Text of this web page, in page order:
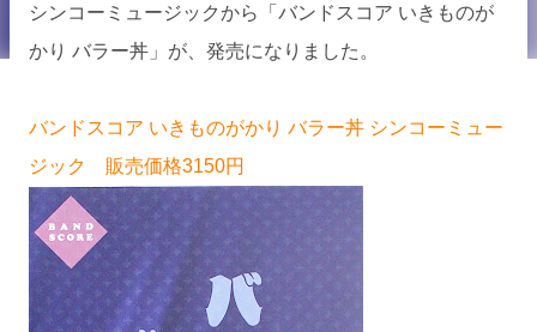
シンコーミュージックから「バンドスコア いきものが
かり バラー丼」が、発売になりました。
バンドスコア いきものがかり バラー丼 シンコーミュー
ジック 販売価格3150円